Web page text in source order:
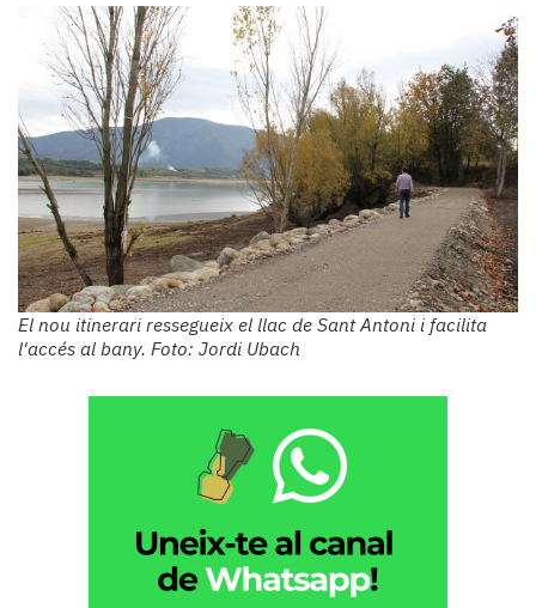
temps
Reportatges
Entrevistes
Enquestes
A
escena!
Dis
la
teva!
Subscriptors
La
newsletter
del
Pallars
El nou itinerari ressegueix el llac de Sant Antoni i facilita
l'accés al bany. Foto: Jordi Ubach